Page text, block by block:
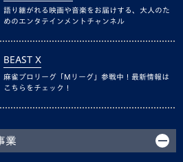
語り継がれる映画や音楽をお届けする、大人のた
めのエンタテインメントチャンネル
BEAST X
麻雀プロリーグ「Mリーグ」参戦中！最新情報は
こちらをチェック！
業